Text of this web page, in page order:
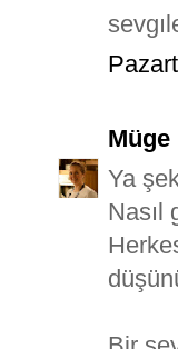
Müge
Ya
Nasıl